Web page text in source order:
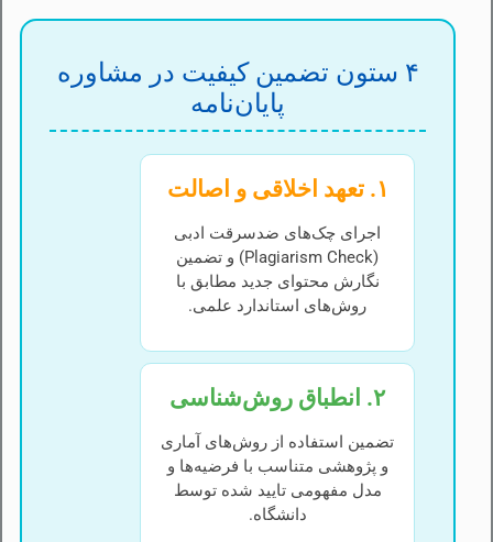
۴ ستون تضمین کیفیت در مشاوره
پایان‌نامه
۱. تعهد اخلاقی و اصالت
اجرای چک‌های ضدسرقت ادبی
(Plagiarism Check) و تضمین
نگارش محتوای جدید مطابق با
روش‌های استاندارد علمی.
۲. انطباق روش‌شناسی
تضمین استفاده از روش‌های آماری
و پژوهشی متناسب با فرضیه‌ها و
مدل مفهومی تایید شده توسط
دانشگاه.